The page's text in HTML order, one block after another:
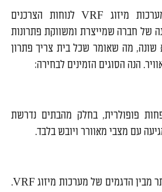
קיימים מספר סוגי מערכות מיזוג VRF לנוחות הצרכנים
של חברה שמייצרת ומשווקת פתרונות
שונה, מה שאומר שכל בית צריך פתרון
הנה הסוגים הזמינים לבחירה:
פופולרית, בחלק מהבתים נדרשת
עם מצבי מאוורר ויובש בלבד.
זהו הדגם הפופולרי ביותר מבין הדגמים של מערכות מיזוג VRF.